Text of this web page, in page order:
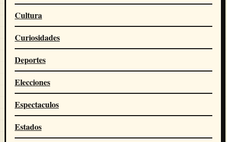
Cultura
Curiosidades
Deportes
Elecciones
Espectaculos
Estados